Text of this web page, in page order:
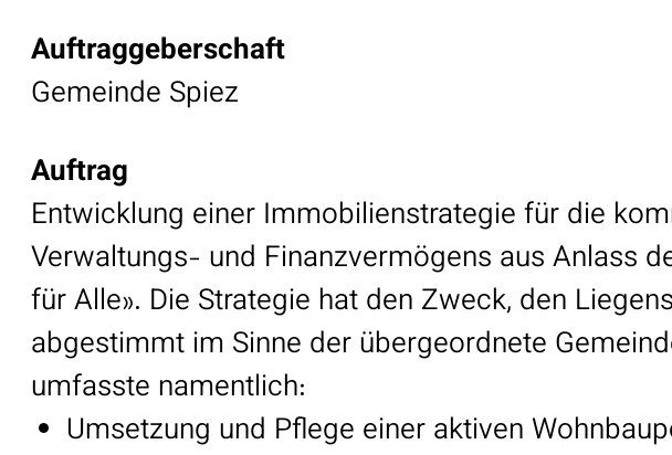
Auftraggeberschaft
Gemeinde Spiez
Auftrag
Entwicklung einer Immobilienstrategie für die
Verwaltungs- und Finanzvermögens aus Anlass
für Alle». Die Strategie hat den Zweck, den
abgestimmt im Sinne der übergeordnete
umfasste namentlich:
Umsetzung und Pflege einer aktiven